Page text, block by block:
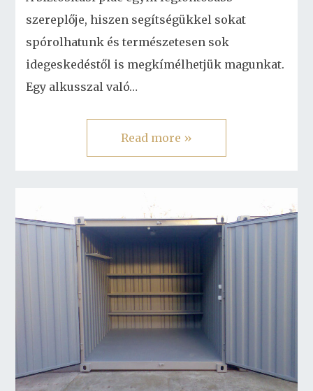
szereplője, hiszen segítségükkel sokat
spórolhatunk és természetesen sok
idegeskedéstől is megkímélhetjük magunkat.
Egy alkusszal való…
Read more »